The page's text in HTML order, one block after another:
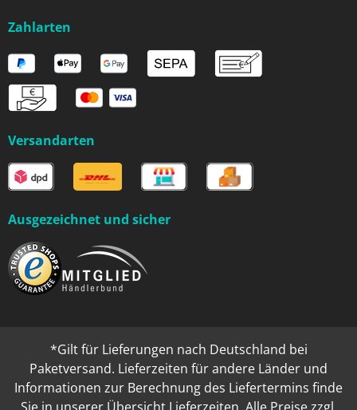
Zahlarten
Versandarten
Ausgezeichnet und sicher
*Gilt für Lieferungen nach Deutschland bei
Paketversand. Lieferzeiten für andere Länder und
Informationen zur Berechnung des Liefertermins finde